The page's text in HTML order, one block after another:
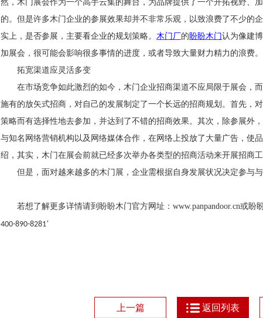
然，木门展会作为一个高手云集的舞台，为品牌提供了一个开拓视野、
的。但是许多木门企业的参展效果却并不非常乐观，以致浪费了不少的
实上，是否参展，主要看企业的规划策略。 木门厂的盼盼木门认为像建
加展会，很可能会影响很多事情的进度，或者导致大量财力精力的浪费。
拓宽渠道应灵活多变
在市场竞争如此激烈的如今，木门企业招商渠道不应局限于展会，
施有的放矢式招商，对自己的发展制定了一个长远的招商规划。首先，
策略而有选择性地去参加，并达到了不错的招商效果。其次，除参展外
与知名网络营销机构以及网络媒体合作，在网络上投放了大量广告，使
绍，其实，木门在展会前就已经多次举办各类型的招商活动来开展招商
但是，面对越来越多的木门展，企业需根据自身发展状况决定参与
若想了解更多详情请到盼盼木门官方网址： www.panpandoor.cn或盼
400-890-8281’
上一篇 返回列表